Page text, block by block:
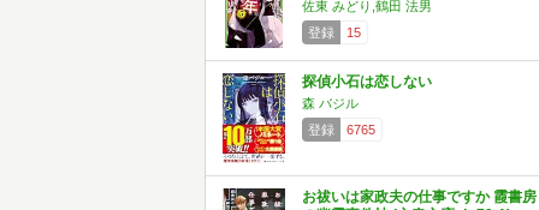
佐東 みどり,鶴田 法男
登録
15
探偵小石は恋しない
森 バジル
登録
6765
お祓いは家政夫の仕事ですか 霞書房